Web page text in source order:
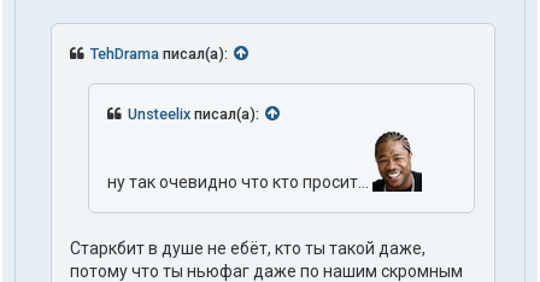
TehDrama писал(а):
Unsteelix писал(а):
ну так очевидно что кто просит...
Старкбит в душе не ебёт, кто ты такой даже,
потому что ты ньюфаг даже по нашим скромным